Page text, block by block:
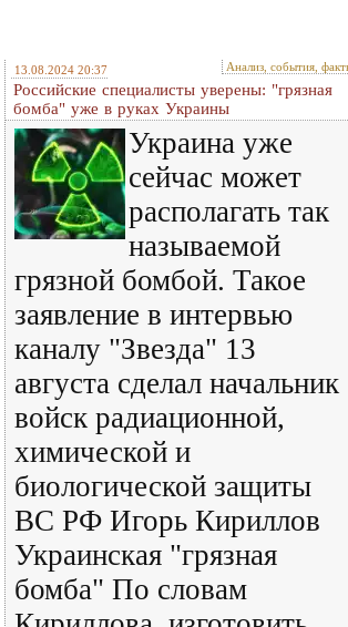
13.08.2024 20:37 Анализ, события,
Российские специалисты уверены: "грязная
бомба" уже в руках Украины
Украина уже
сейчас может
располагать так
называемой
грязной бомбой. Такое
заявление в интервью
каналу "Звезда" 13
августа сделал начальник
войск радиационной,
химической и
биологической защиты
ВС РФ Игорь Кириллов
Украинская "грязная
бомба" По словам